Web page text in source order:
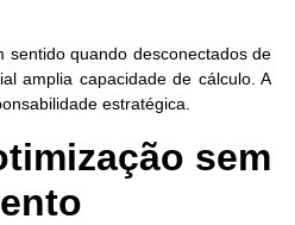
sentido quando desconectados de
amplia capacidade de cálculo. A
estratégica.
sem